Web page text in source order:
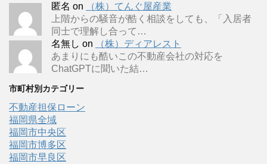
匿名 on
（株）てんぐ屋産業
上階からの騒音が酷く相談をしても、「入居者
同士で理解し合って…
名無し on
（株）ディアレスト
あまりにも酷いこの不動産会社の対応を
ChatGPTに聞いた結…
市町村別カテゴリー
不動産担保ローン
福岡県全域
福岡市中央区
福岡市博多区
福岡市早良区